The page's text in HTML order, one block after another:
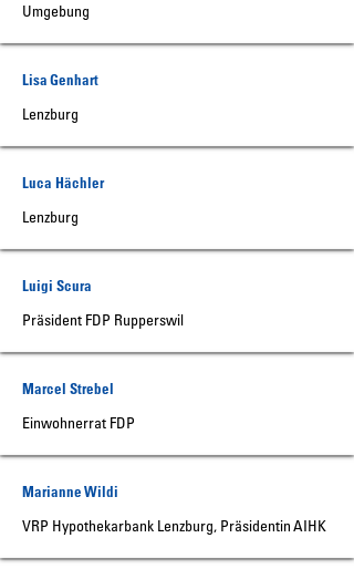
Umgebung
Lisa Genhart
Lenzburg
Luca Hächler
Lenzburg
Luigi Scura
Präsident FDP Rupperswil
Marcel Strebel
Einwohnerrat FDP
Marianne Wildi
VRP Hypothekarbank Lenzburg, Präsidentin AIHK